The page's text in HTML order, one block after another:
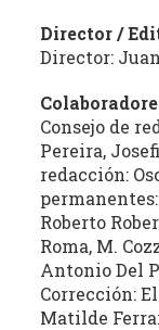
Director /
Director:
Consejo de
Pereira,
redacción:
permanentes:
Roberto
Roma, M.
Antonio Del
Corrección:
Matilde